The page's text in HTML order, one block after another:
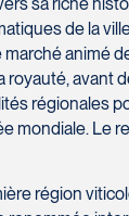
sa riche
de la
animé
régionales
Le
région